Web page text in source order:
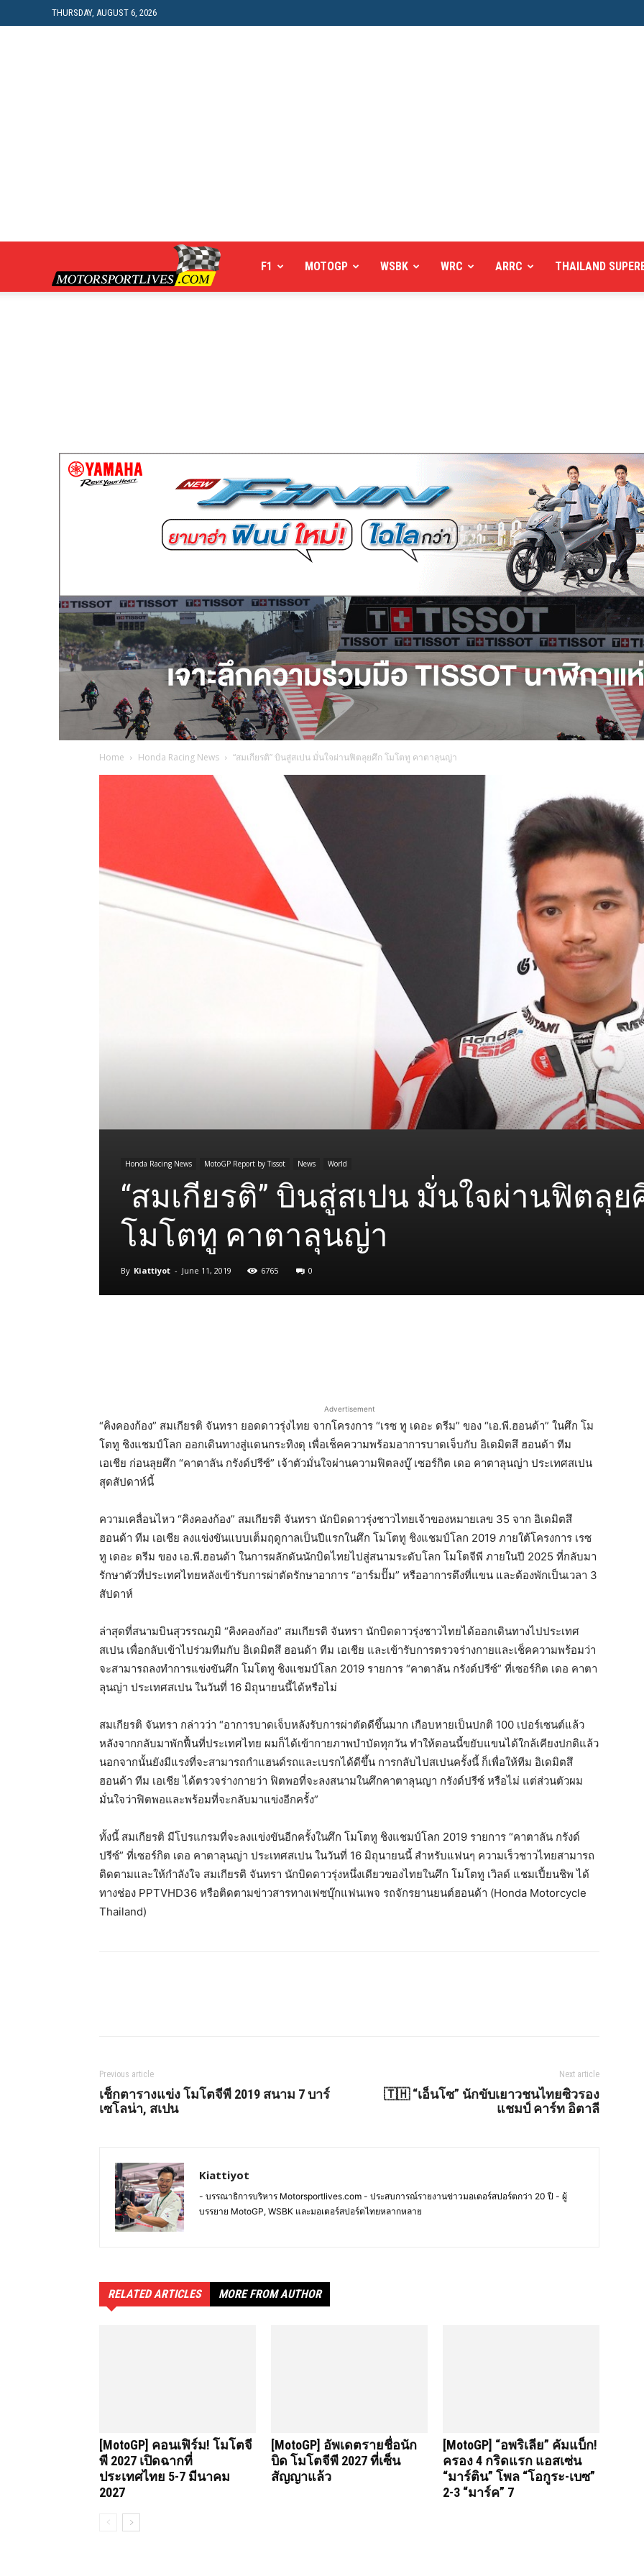
THURSDAY, AUGUST 6, 2026
Motorsportlives
F1 MOTOGP WSBK WRC ARRC THAILAND
Home Honda Racing News “สมเกียรติ” บินสู่สเปน มั่นใจผ่านฟิตลุยศึก โมโตทู คาตาลุนญ่า
Honda Racing News MotoGP Report by Tissot News World
“สมเกียรติ” บินสู่สเปน มั่นใจผ่านฟิตลุย
โมโตทู คาตาลุนญ่า
By Kiattiyot - June 11, 2019 6765 0
Advertisement
“คิงคองก้อง” สมเกียรติ จันทรา ยอดดาวรุ่งไทย จากโครงการ “เรซ ทู เดอะ ดรีม” ของ “เอ.พี.ฮอนด้า” ในศึก โม
โตทู ชิงแชมป์โลก ออกเดินทางสู่แดนกระทิงดุ เพื่อเช็คความพร้อมอาการบาดเจ็บกับ อิเดมิตสึ ฮอนด้า ทีม
เอเชีย ก่อนลุยศึก “คาตาลัน กรังด์ปรีซ์” เจ้าตัวมั่นใจผ่านความฟิตลงบู๊ เซอร์กิต เดอ คาตาลุนญ่า ประเทศสเปน
สุดสัปดาห์นี้
ความเคลื่อนไหว “คิงคองก้อง” สมเกียรติ จันทรา นักบิดดาวรุ่งชาวไทยเจ้าของหมายเลข 35 จาก อิเดมิตสึ
ฮอนด้า ทีม เอเชีย ลงแข่งขันแบบเต็มฤดูกาลเป็นปีแรกในศึก โมโตทู ชิงแชมป์โลก 2019 ภายใต้โครงการ เรซ
ทู เดอะ ดรีม ของ เอ.พี.ฮอนด้า ในการผลักดันนักบิดไทยไปสู่สนามระดับโลก โมโตจีพี ภายในปี 2025 ที่กลับมา
รักษาตัวที่ประเทศไทยหลังเข้ารับการผ่าตัดรักษาอาการ “อาร์มปั๊ม” หรืออาการตึงที่แขน และต้องพักเป็นเวลา 3
สัปดาห์
ล่าสุดที่สนามบินสุวรรณภูมิ “คิงคองก้อง” สมเกียรติ จันทรา นักบิดดาวรุ่งชาวไทยได้ออกเดินทางไปประเทศ
สเปน เพื่อกลับเข้าไปร่วมทีมกับ อิเดมิตสึ ฮอนด้า ทีม เอเชีย และเข้ารับการตรวจร่างกายและเช็คความพร้อมว่า
จะสามารถลงทำการแข่งขันศึก โมโตทู ชิงแชมป์โลก 2019 รายการ “คาตาลัน กรังด์ปรีซ์” ที่เซอร์กิต เดอ คาตา
ลุนญ่า ประเทศสเปน ในวันที่ 16 มิถุนายนนี้ได้หรือไม่
สมเกียรติ จันทรา กล่าวว่า “อาการบาดเจ็บหลังรับการผ่าตัดดีขึ้นมาก เกือบหายเป็นปกติ 100 เปอร์เซนต์แล้ว
หลังจากกลับมาพักฟื้นที่ประเทศไทย ผมก็ได้เข้ากายภาพบำบัดทุกวัน ทำให้ตอนนี้ขยับแขนได้ใกล้เคียงปกติแล้ว
นอกจากนั้นยังมีแรงที่จะสามารถกำแฮนด์รถและเบรกได้ดีขึ้น การกลับไปสเปนครั้งนี้ ก็เพื่อให้ทีม อิเดมิตสึ
ฮอนด้า ทีม เอเชีย ได้ตรวจร่างกายว่า ฟิตพอที่จะลงสนามในศึกคาตาลุนญา กรังด์ปรีซ์ หรือไม่ แต่ส่วนตัวผม
มั่นใจว่าฟิตพอและพร้อมที่จะกลับมาแข่งอีกครั้ง”
ทั้งนี้ สมเกียรติ มีโปรแกรมที่จะลงแข่งขันอีกครั้งในศึก โมโตทู ชิงแชมป์โลก 2019 รายการ “คาตาลัน กรังด์
ปรีซ์” ที่เซอร์กิต เดอ คาตาลุนญ่า ประเทศสเปน ในวันที่ 16 มิถุนายนนี้ สำหรับแฟนๆ ความเร็วชาวไทยสามารถ
ติดตามและให้กำลังใจ สมเกียรติ จันทรา นักบิดดาวรุ่งหนึ่งเดียวของไทยในศึก โมโตทู เวิลด์ แชมเปี้ยนชิพ ได้
ทางช่อง PPTVHD36 หรือติดตามข่าวสารทางเฟซบุ๊กแฟนเพจ รถจักรยานยนต์ฮอนด้า (Honda Motorcycle
Thailand)
Previous article
เช็กตารางแข่ง โมโตจีพี 2019 สนาม 7 บาร์
เซโลน่า, สเปน
Next article
🇹🇭 “เอ็นโซ” นักขับเยาวชนไทยซิวรอง
แชมป์ คาร์ท อิตาลี
Kiattiyot
- บรรณาธิการบริหาร Motorsportlives.com - ประสบการณ์รายงานข่าวมอเตอร์สปอร์ตกว่า 20 ปี - ผู้
บรรยาย MotoGP, WSBK และมอเตอร์สปอร์ตไทยหลากหลาย
RELATED ARTICLES MORE FROM AUTHOR
[MotoGP] คอนเฟิร์ม! โมโตจี
พี 2027 เปิดฉากที่
ประเทศไทย 5-7 มีนาคม
2027
[MotoGP] อัพเดตรายชื่อนัก
บิด โมโตจีพี 2027 ที่เซ็น
สัญญาแล้ว
[MotoGP] “อพริเลีย” คัมแบ็ก!
ครอง 4 กริดแรก แอสเซ่น
“มาร์ติน” โพล “โอกูระ-เบซ”
2-3 “มาร์ค” 7